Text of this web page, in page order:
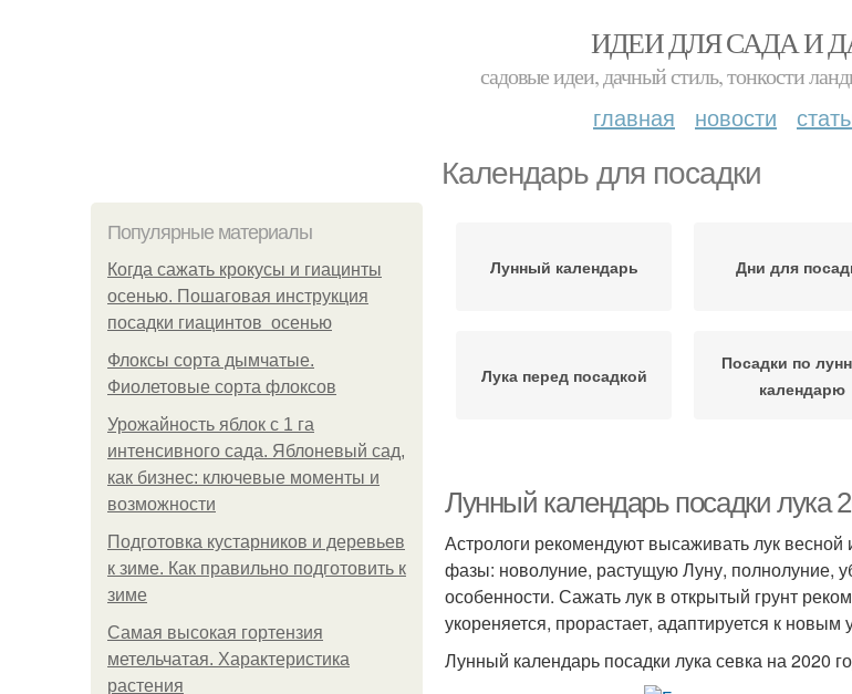
ИДЕИ ДЛЯ САДА И
садовые идеи, дачный стиль, тонкости
главная новости
Календарь для посадки
Популярные материалы
Когда сажать крокусы и гиацинты
осенью. Пошаговая инструкция
посадки гиацинтов осенью
Флоксы сорта дымчатые.
Фиолетовые сорта флоксов
Урожайность яблок с 1 га
интенсивного сада. Яблоневый сад,
как бизнес: ключевые моменты и
возможности
Подготовка кустарников и деревьев
к зиме. Как правильно подготовить к
зиме
Самая высокая гортензия
метельчатая. Характеристика
растения
Лунный календарь Дни для
Лука перед посадкой
Посадки по
календарю
Лунный календарь посадки лука
Астрологи рекомендуют высаживать лук
фазы: новолуние, растущую Луну, полнолуние,
особенности. Сажать лук в открытый грунт
укореняется, прорастает, адаптируется к
Лунный календарь посадки лука севка на 2020